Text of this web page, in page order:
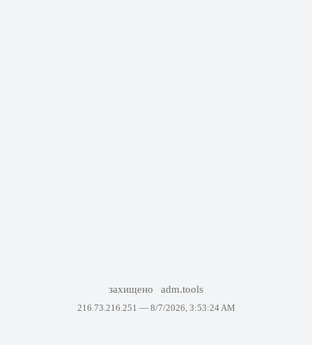
захищено adm.tools
216.73.216.251 — 8/7/2026, 3:53:24 AM